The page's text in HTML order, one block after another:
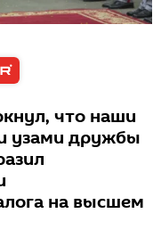
что наши
узами дружбы
на высшем